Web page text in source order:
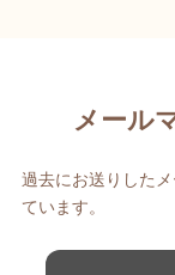
メール
過去にお送りした
ています。